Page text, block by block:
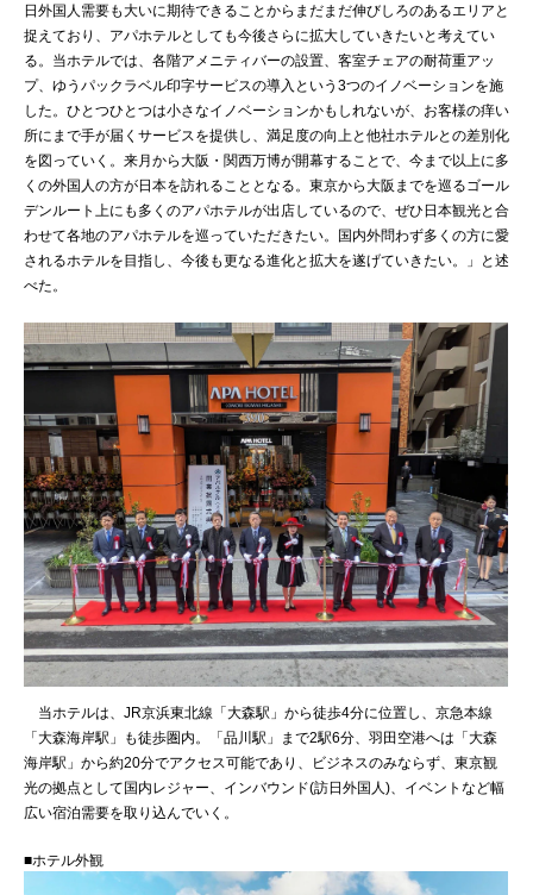
日外国人需要も大いに期待できることからまだまだ伸びしろのあるエリアと
捉えており、アパホテルとしても今後さらに拡大していきたいと考えてい
る。当ホテルでは、各階アメニティバーの設置、客室チェアの耐荷重アッ
プ、ゆうパックラベル印字サービスの導入という3つのイノベーションを施
した。ひとつひとつは小さなイノベーションかもしれないが、お客様の痒い
所にまで手が届くサービスを提供し、満足度の向上と他社ホテルとの差別化
を図っていく。来月から大阪・関西万博が開幕することで、今まで以上に多
くの外国人の方が日本を訪れることとなる。東京から大阪までを巡るゴール
デンルート上にも多くのアパホテルが出店しているので、ぜひ日本観光と合
わせて各地のアパホテルを巡っていただきたい。国内外問わず多くの方に愛
されるホテルを目指し、今後も更なる進化と拡大を遂げていきたい。」と述
べた。
当ホテルは、JR京浜東北線「大森駅」から徒歩4分に位置し、京急本線
「大森海岸駅」も徒歩圏内。「品川駅」まで2駅6分、羽田空港へは「大森
海岸駅」から約20分でアクセス可能であり、ビジネスのみならず、東京観
光の拠点として国内レジャー、インバウンド(訪日外国人)、イベントなど幅
広い宿泊需要を取り込んでいく。
■ホテル外観